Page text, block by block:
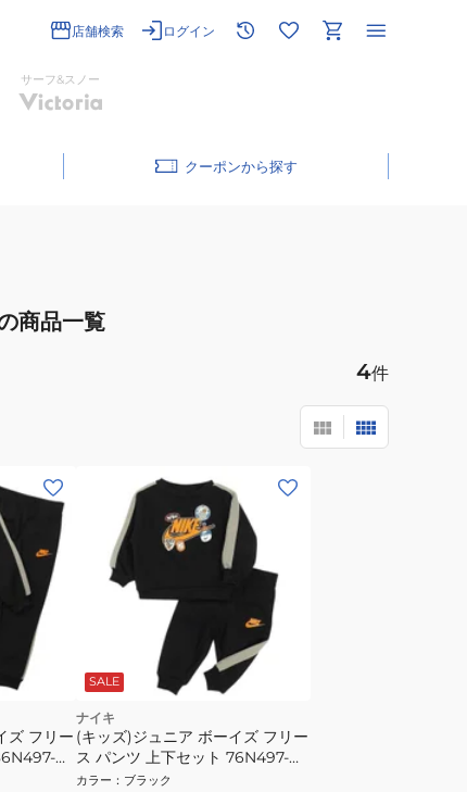
店舗検索 ログイン
サーフ&スノー
クーポン
商品一覧
4件
ズ フリー
SALE
ナイキ
(キッズ)ジュニア ボーイズ フリー
ス パンツ 上下セット 76N497-
023
カラー ： ブラック